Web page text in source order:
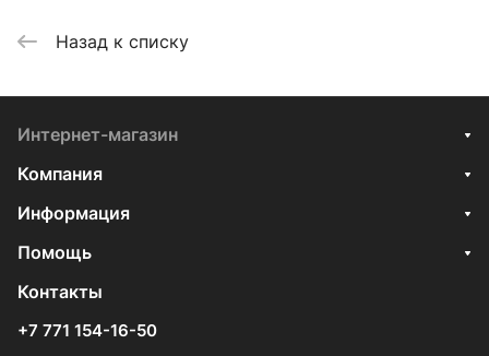
Назад к списку
Интернет-магазин
Компания
Информация
Помощь
Контакты
+7 771 154-16-50